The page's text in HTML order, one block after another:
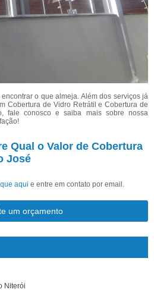
o que almeja. Além dos serviços já
Cobertura de Vidro Retrátil e Cobertura de
fale conosco e saiba mais sobre nossa
Qual o Valor de Cobertura
José
aqui e entre em contato por email.
um orçamento
Niterói